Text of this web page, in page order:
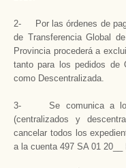
2- Por las órdenes de
de Transferencia Global
Provincia procederá a
tanto para los pedidos de
como Descentralizada.
3- Se comunica a los
(centralizados y
cancelar todos los
a la cuenta 497 SA 01